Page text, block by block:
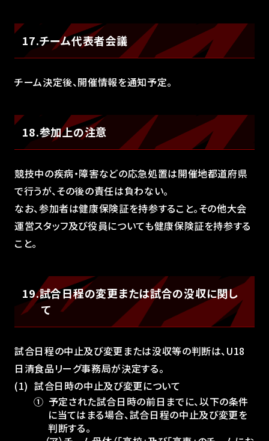
17.チーム代表者会議
チーム決定後、開催情報を通知予定。
18.参加上の注意
競技中の疾病・障害などの応急処置は開催地都道府県
で行うが、その後の責任は負わない。
なお、参加者は健康保険証を持参すること。その他大会
運営スタッフ及び役員についても健康保険証を持参する
こと。
19.試合日程の変更または試合の没収に関し
て
試合日程の中止及び変更または没収等の判断は、U18
日清食品リーグ事務局が決定する。
試合日時の中止及び変更について
① 予定された試合日時の前日までに、以下の条件
に当てはまる場合、試合日程の中止及び変更を
判断する。